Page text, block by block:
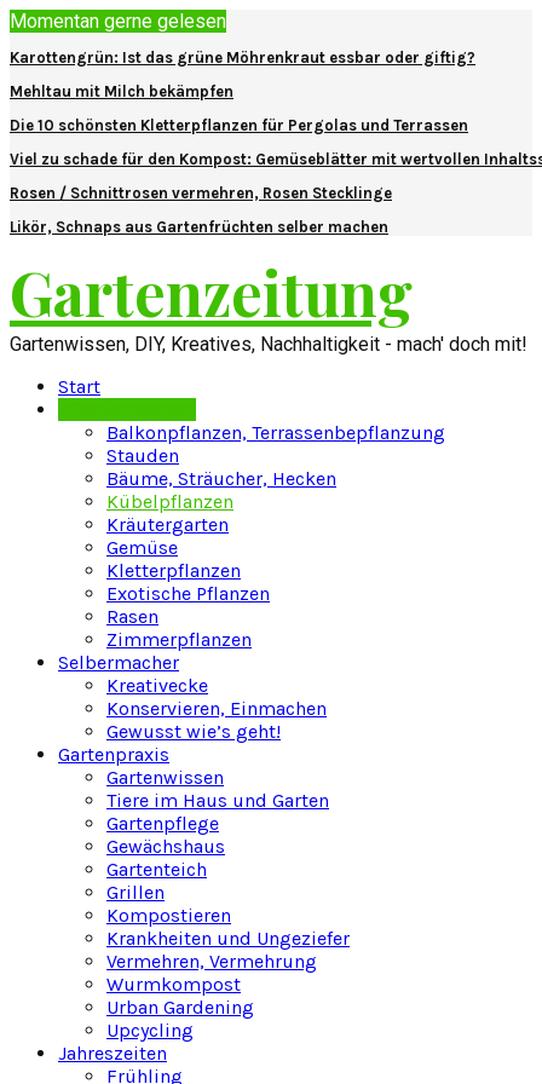
Momentan gerne gelesen
Karottengrün: Ist das grüne Möhrenkraut essbar oder giftig?
Mehltau mit Milch bekämpfen
Die 10 schönsten Kletterpflanzen für Pergolas und Terrassen
Viel zu schade für den Kompost: Gemüseblätter mit wertvollen
Rosen / Schnittrosen vermehren, Rosen Stecklinge
Likör, Schnaps aus Gartenfrüchten selber machen
Gartenzeitung
Gartenwissen, DIY, Kreatives, Nachhaltigkeit - mach' doch mit!
Start
Balkonpflanzen, Terrassenbepflanzung
Stauden
Bäume, Sträucher, Hecken
Kübelpflanzen
Kräutergarten
Gemüse
Kletterpflanzen
Exotische Pflanzen
Rasen
Zimmerpflanzen
Selbermacher
Kreativecke
Konservieren, Einmachen
Gewusst wie’s geht!
Gartenpraxis
Gartenwissen
Tiere im Haus und Garten
Gartenpflege
Gewächshaus
Gartenteich
Grillen
Kompostieren
Krankheiten und Ungeziefer
Vermehren, Vermehrung
Wurmkompost
Urban Gardening
Upcycling
Jahreszeiten
Frühling